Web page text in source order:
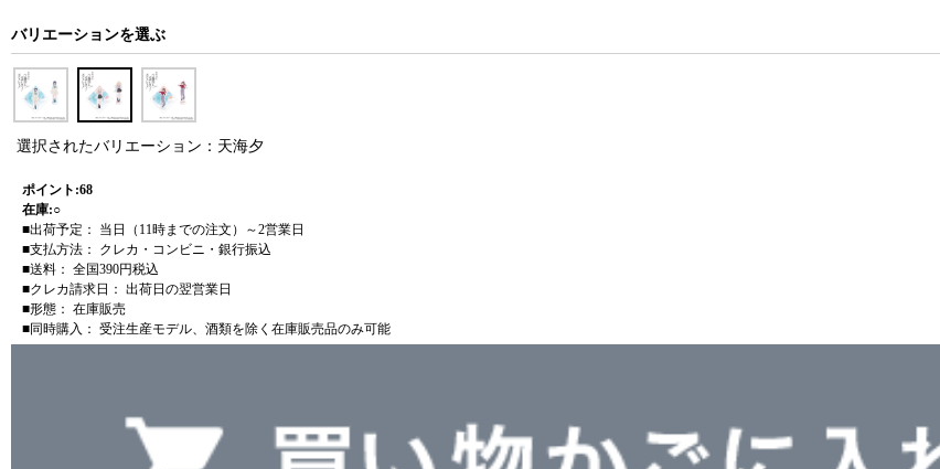
バリエーションを選ぶ
選択されたバリエーション：天海夕
ポイント:68
在庫:○
■出荷予定： 当日（11時までの注文）～2営業日
■支払方法： クレカ・コンビニ・銀行振込
■送料： 全国390円税込
■クレカ請求日： 出荷日の翌営業日
■形態： 在庫販売
■同時購入： 受注生産モデル、酒類を除く在庫販売品のみ可能